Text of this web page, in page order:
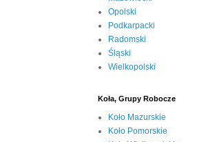
Opolski
Podkarpacki
Radomski
Śląski
Wielkopolski
Koła, Grupy Robocze
Koło Mazurskie
Koło Pomorskie